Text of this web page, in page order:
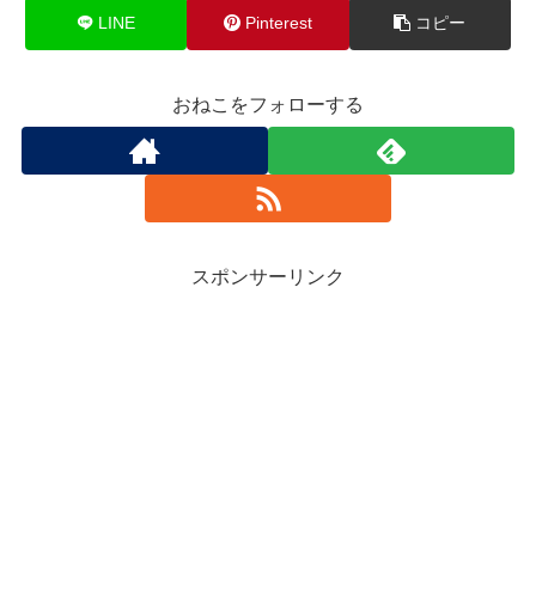
LINE Pinterest コピー
おねこをフォローする
スポンサーリンク